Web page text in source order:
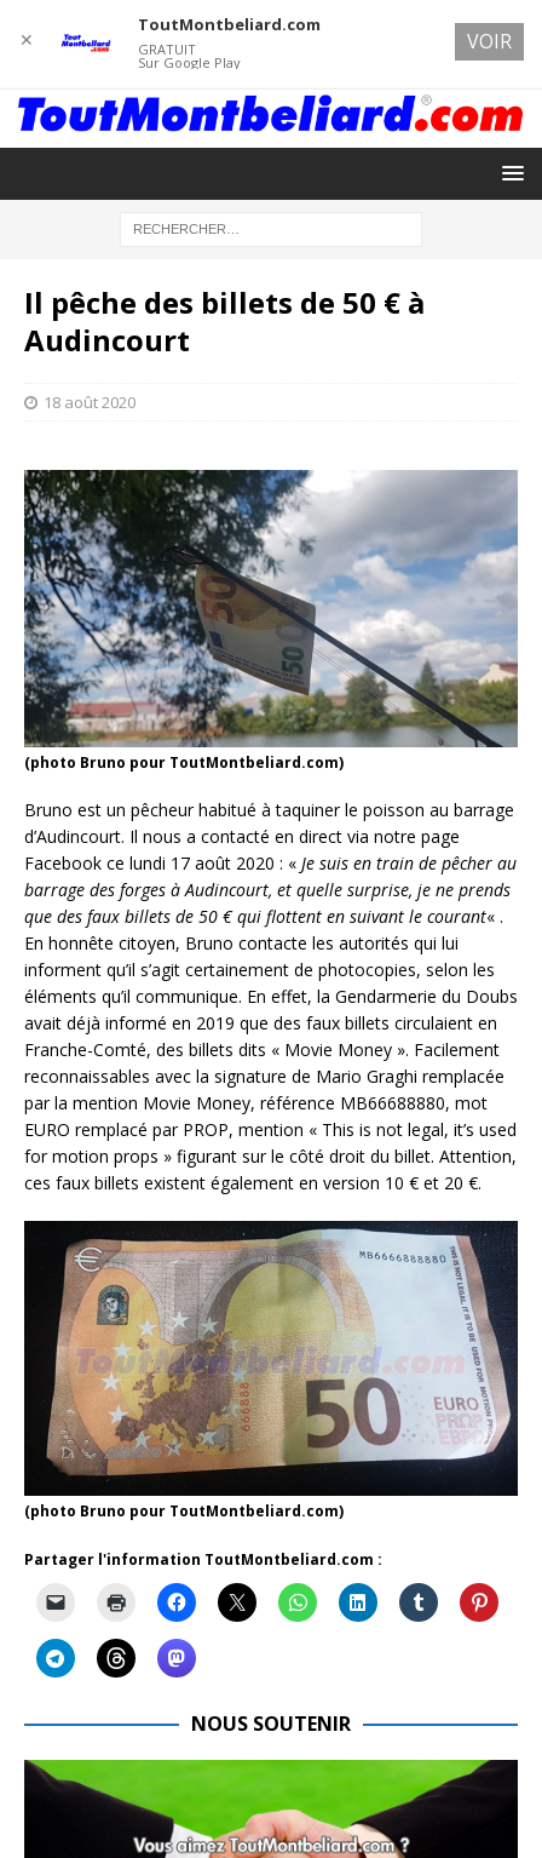
Il pêche des billets de 50 € à
Audincourt
18 août 2020
(photo Bruno pour ToutMontbeliard.com)
Bruno est un pêcheur habitué à taquiner le poisson au barrage
d’Audincourt. Il nous a contacté en direct via notre page
Facebook ce lundi 17 août 2020 : « Je suis en train de pêcher au
barrage des forges à Audincourt, et quelle surprise, je ne prends
que des faux billets de 50 € qui flottent en suivant le courant« .
En honnête citoyen, Bruno contacte les autorités qui lui
informent qu’il s’agit certainement de photocopies, selon les
éléments qu’il communique. En effet, la Gendarmerie du Doubs
avait déjà informé en 2019 que des faux billets circulaient en
Franche-Comté, des billets dits « Movie Money ». Facilement
reconnaissables avec la signature de Mario Graghi remplacée
par la mention Movie Money, référence MB66688880, mot
EURO remplacé par PROP, mention « This is not legal, it’s used
for motion props » figurant sur le côté droit du billet. Attention,
ces faux billets existent également en version 10 € et 20 €.
(photo Bruno pour ToutMontbeliard.com)
Partager l'information ToutMontbeliard.com :
NOUS SOUTENIR
✕
ToutMontbeliard.com
GRATUIT
Sur Google Play
VOIR